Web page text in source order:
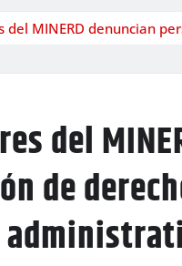
del MINERD denuncian
del
de